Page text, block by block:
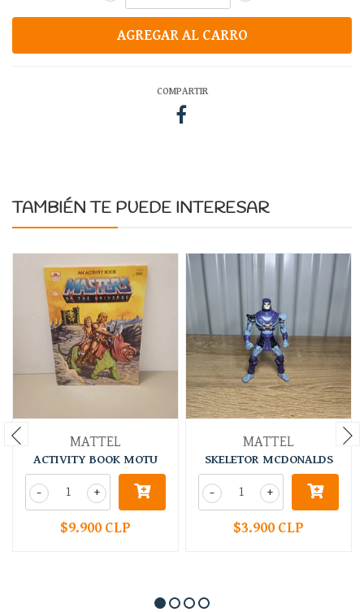
COMPARTIR
TAMBIÉN TE PUEDE INTERESAR
MATTEL
ACTIVITY BOOK MOTU
+
-
$9.900 CLP
MATTEL
SKELETOR MCDONALDS
+
-
$3.900 CLP